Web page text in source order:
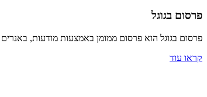
פרסום בגוגל
פרסום בגוגל הוא פרסום ממומן באמצעות מודעות,
קראו עוד